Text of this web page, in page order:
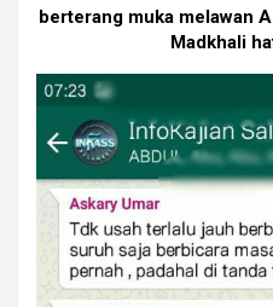
berterang muka melawan
Madkhali